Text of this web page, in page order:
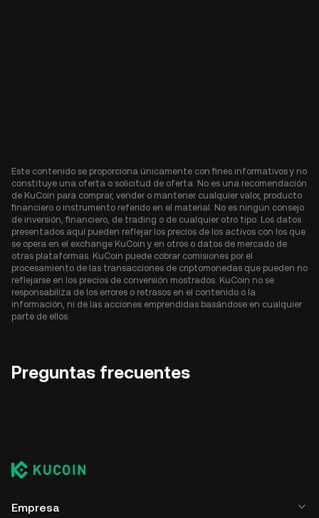
Este contenido se proporciona únicamente con fines informativos y no
constituye una oferta o solicitud de oferta. No es una recomendación
de KuCoin para comprar, vender o mantener cualquier valor, producto
financiero o instrumento referido en el material. No es ningún consejo
de inversión, financiero, de trading o de cualquier otro tipo. Los datos
presentados aquí pueden reflejar los precios de los activos con los que
se opera en el exchange KuCoin y en otros o datos de mercado de
otras plataformas. KuCoin puede cobrar comisiones por el
procesamiento de las transacciones de criptomonedas que pueden no
reflejarse en los precios de conversión mostrados. KuCoin no se
responsabiliza de los errores o retrasos en el contenido o la
información, ni de las acciones emprendidas basándose en cualquier
parte de ellos.
Preguntas frecuentes
Empresa